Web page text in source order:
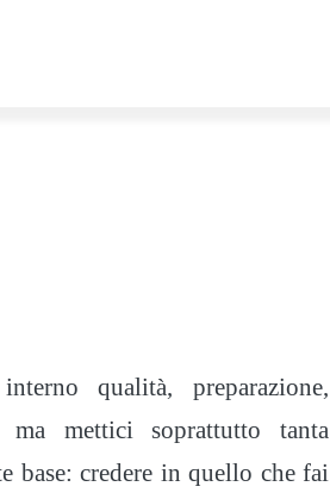
qualità, preparazione,
ma mettici soprattutto tanta
base: credere in quello che fai